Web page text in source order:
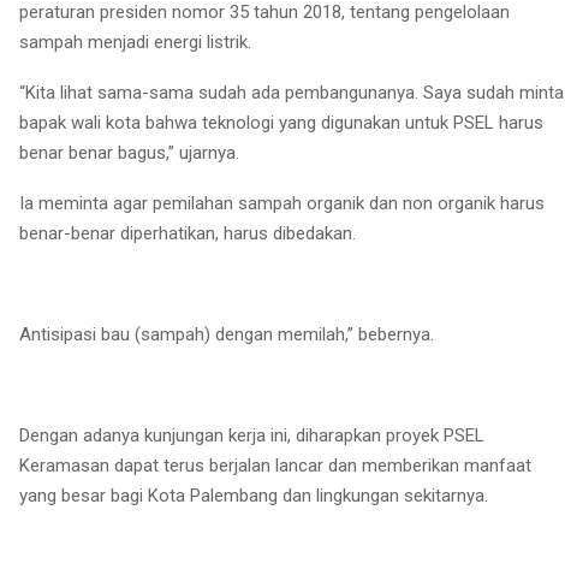
peraturan presiden nomor 35 tahun 2018, tentang pengelolaan
sampah menjadi energi listrik.
“Kita lihat sama-sama sudah ada pembangunanya. Saya sudah minta
bapak wali kota bahwa teknologi yang digunakan untuk PSEL harus
benar benar bagus,” ujarnya.
Ia meminta agar pemilahan sampah organik dan non organik harus
benar-benar diperhatikan, harus dibedakan.
Antisipasi bau (sampah) dengan memilah,” bebernya.
Dengan adanya kunjungan kerja ini, diharapkan proyek PSEL
Keramasan dapat terus berjalan lancar dan memberikan manfaat
yang besar bagi Kota Palembang dan lingkungan sekitarnya.